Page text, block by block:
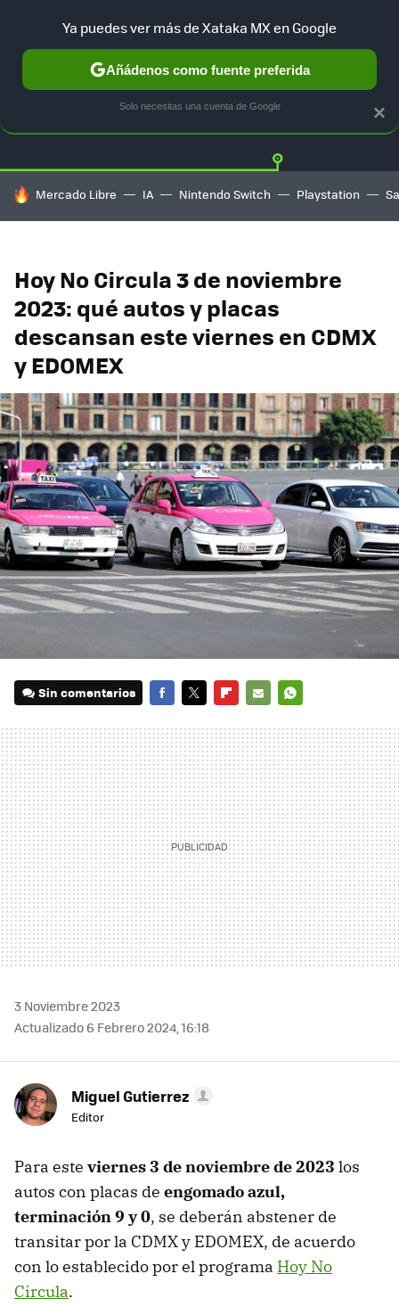
TESLA UBER AUTO ELECTRICO Twitter
HOY SE HABLA DE
Mercado Libre IA Nintendo Switch Playstation
Hoy No Circula 3 de noviembre
2023: qué autos y placas
descansan este viernes en CDMX
y EDOMEX
Sin comentarios
MAIL
3 Noviembre 2023
Actualizado 6 Febrero 2024, 16:18
Miguel Gutierrez
Editor
Para este viernes 3 de noviembre de 2023 los
autos con placas de engomado azul,
terminación 9 y 0, se deberán abstener de
transitar por la CDMX y EDOMEX, de acuerdo
con lo establecido por el programa Hoy No
Circula.
×
Ya puedes ver más de Xataka MX en Google
Añádenos como fuente preferida
Solo necesitas una cuenta de Google